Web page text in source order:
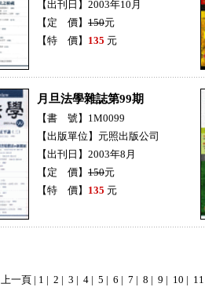
【出刊日】2003年10月
【定 價】 150元
【特 價】 135 元
月旦法學雜誌第99期
【書 號】1M0099
【出版單位】元照出版公司
【出刊日】2003年8月
【定 價】 150元
【特 價】 135 元
上一頁 | 1 | 2 | 3 | 4 | 5 | 6 | 7 | 8 | 9 | 10 | 11